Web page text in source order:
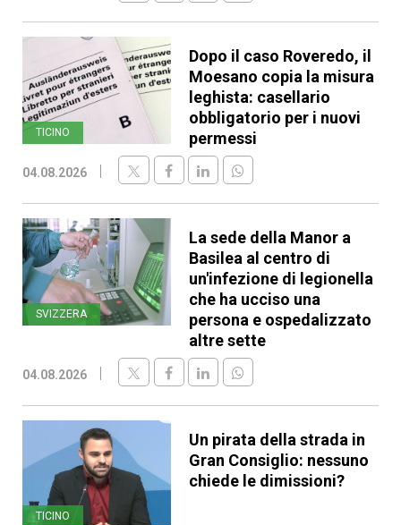
TICINO
Dopo il caso Roveredo, il
Moesano copia la misura
leghista: casellario
obbligatorio per i nuovi
permessi
04.08.2026
SVIZZERA
La sede della Manor a
Basilea al centro di
un'infezione di legionella
che ha ucciso una
persona e ospedalizzato
altre sette
04.08.2026
TICINO
Un pirata della strada in
Gran Consiglio: nessuno
chiede le dimissioni?